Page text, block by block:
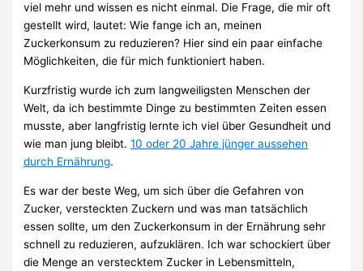
viel mehr und wissen es nicht einmal. Die Frage, die mir oft
gestellt wird, lautet: Wie fange ich an, meinen
Zuckerkonsum zu reduzieren? Hier sind ein paar einfache
Möglichkeiten, die für mich funktioniert haben.
Kurzfristig wurde ich zum langweiligsten Menschen der
Welt, da ich bestimmte Dinge zu bestimmten Zeiten essen
musste, aber langfristig lernte ich viel über Gesundheit und
wie man jung bleibt.10 oder 20 Jahre jünger aussehen
durch Ernährung.
Es war der beste Weg, um sich über die Gefahren von
Zucker, versteckten Zuckern und was man tatsächlich
essen sollte, um den Zuckerkonsum in der Ernährung sehr
schnell zu reduzieren, aufzuklären. Ich war schockiert über
die Menge an verstecktem Zucker in Lebensmitteln,